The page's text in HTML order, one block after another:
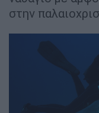
στην